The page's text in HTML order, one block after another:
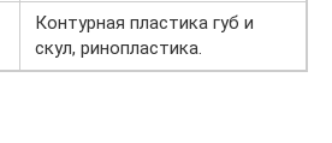
Контурная пластика губ и
скул, ринопластика.